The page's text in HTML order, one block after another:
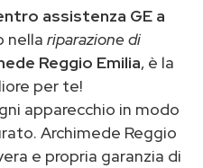
assistenza GE a
nella riparazione di
Reggio Emilia, è la
per te!
apparecchio in modo
Archimede Reggio
e propria garanzia di